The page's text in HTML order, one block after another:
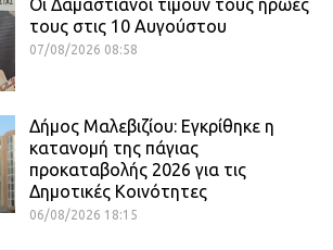
Οι Δαμαστιανοί τιμούν τους ήρωές
τους στις 10 Αυγούστου
07/08/2026 08:58
Δήμος Μαλεβιζίου: Εγκρίθηκε η
κατανομή της πάγιας
προκαταβολής 2026 για τις
Δημοτικές Κοινότητες
06/08/2026 18:15